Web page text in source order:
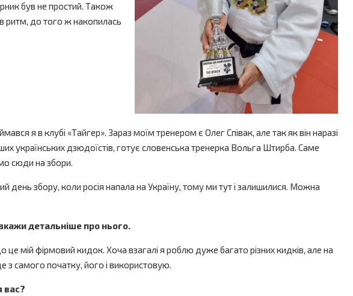
був не простий. Також
ритм, до того ж накопилась
я в клубі «Тайгер». Зараз моїм тренером є Олег Співак, але так як він наразі
українських дзюдоїстів, готує словенська тренерка Вольга Штирба. Саме
сюди на збори.
день збору, коли росія напала на Україну, тому ми тут і залишилися. Можна
детальніше про нього.
мій фірмовий кидок. Хоча взагалі я роблю дуже багато різних кидків, але на
з самого початку, його і використовую.
вас?